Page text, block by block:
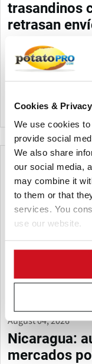
Cookies &
We use cookies
provide social
We also share
our social media,
may combine it
to them or that
services. You
use our website.
trasandinos
retrasan
El cierre de pasos
está provocando
mayores costos,
chilenas de semilla
August 04, 2026
Nicaragua:
mercados